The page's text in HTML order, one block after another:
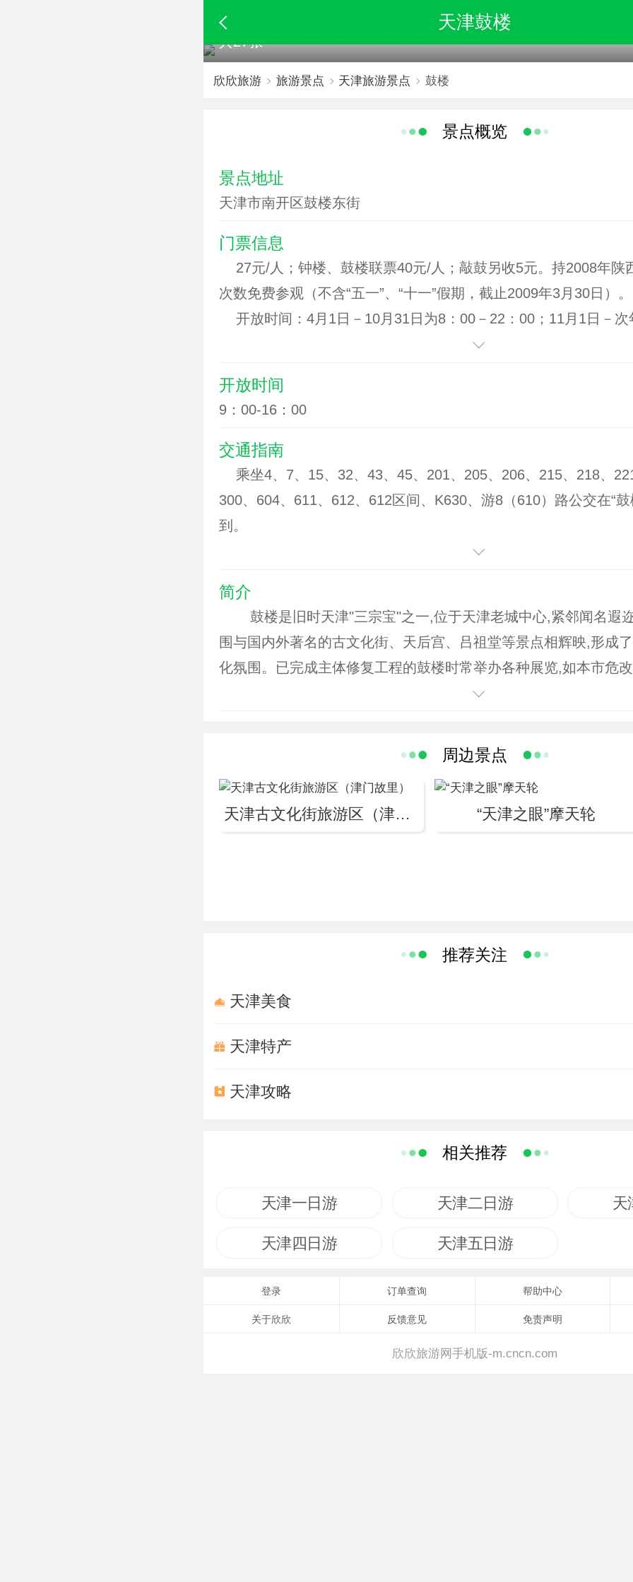
天津鼓楼
共27张
欣欣旅游 旅游景点 天津旅游景点 鼓楼
景点概览
景点地址
天津市南开区鼓楼东街
门票信息
27元/人；钟楼、鼓楼联票40元/人；敲鼓另收5元。持2008年陕
次数免费参观（不含“五一”、“十一”假期，截止2009年3月30日）。
开放时间：4月1日－10月31日为8：00－22：00；11月1日－次
开放时间
9：00-16：00
交通指南
乘坐4、7、15、32、43、45、201、205、206、215、218、
300、604、611、612、612区间、K630、游8（610）路公交在“鼓
到。
简介
鼓楼是旧时天津"三宗宝"之一,位于天津老城中心,紧邻闻名遐
围与国内外著名的古文化街、天后宫、吕祖堂等景点相辉映,形成
化氛围。已完成主体修复工程的鼓楼时常举办各种展览,如本市危
发展史展览。展出金、元、明、清、近代、解放前几个历史时期
周边景点
天津古文化街旅游区（津门故里） “天津之眼”摩天轮
推荐关注
天津美食
天津特产
天津攻略
相关推荐
天津一日游 天津二日游 天
天津四日游 天津五日游
登录 订单查询 帮助中心
关于欣欣 反馈意见 免责声明
欣欣旅游网手机版-m.cncn.com